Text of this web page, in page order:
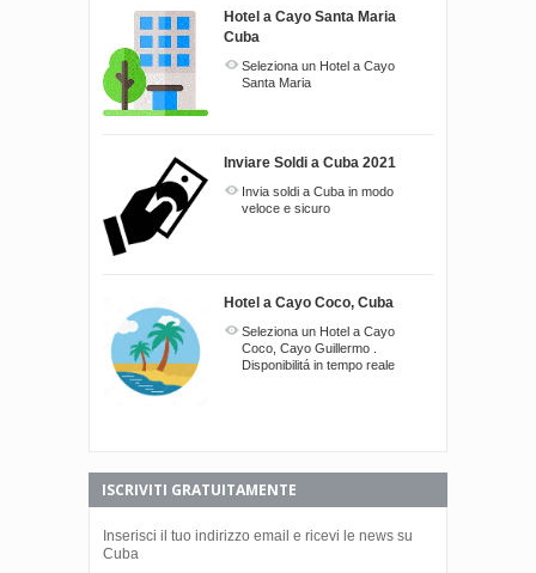
Hotel a Cayo Santa Maria
Cuba
Seleziona un Hotel a Cayo
Santa Maria
Inviare Soldi a Cuba 2021
Invia soldi a Cuba in modo
veloce e sicuro
Hotel a Cayo Coco, Cuba
Seleziona un Hotel a Cayo
Coco, Cayo Guillermo .
Disponibilitá in tempo reale
ISCRIVITI GRATUITAMENTE
Inserisci il tuo indirizzo email e ricevi le news su
Cuba